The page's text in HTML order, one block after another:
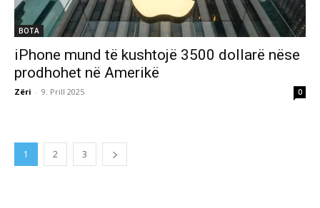
BOTA
iPhone mund të kushtojë 3500 dollarë nëse
prodhohet në Amerikë
Zëri - 9. Prill 2025 0
1 2 3